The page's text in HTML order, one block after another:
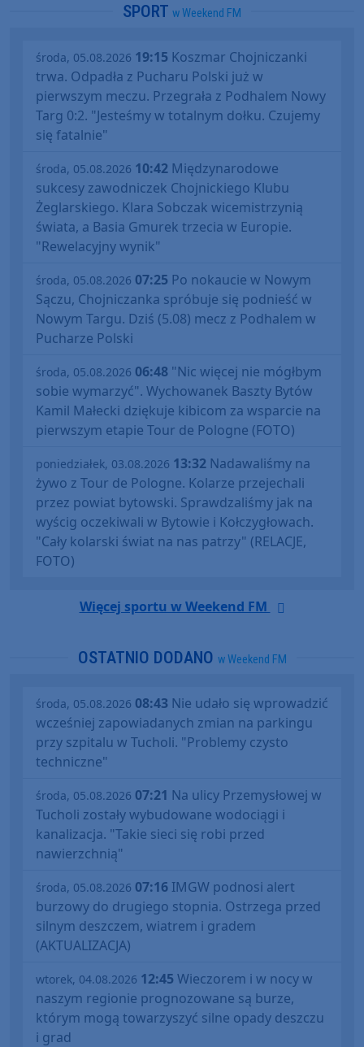
SPORT w Weekend FM
środa, 05.08.2026 19:15 Koszmar Chojniczanki
trwa. Odpadła z Pucharu Polski już w
pierwszym meczu. Przegrała z Podhalem Nowy
Targ 0:2. "Jesteśmy w totalnym dołku. Czujemy
się fatalnie"
środa, 05.08.2026 10:42 Międzynarodowe
sukcesy zawodniczek Chojnickiego Klubu
Żeglarskiego. Klara Sobczak wicemistrzynią
świata, a Basia Gmurek trzecia w Europie.
"Rewelacyjny wynik"
środa, 05.08.2026 07:25 Po nokaucie w Nowym
Sączu, Chojniczanka spróbuje się podnieść w
Nowym Targu. Dziś (5.08) mecz z Podhalem w
Pucharze Polski
środa, 05.08.2026 06:48 "Nic więcej nie mógłbym
sobie wymarzyć". Wychowanek Baszty Bytów
Kamil Małecki dziękuje kibicom za wsparcie na
pierwszym etapie Tour de Pologne (FOTO)
poniedziałek, 03.08.2026 13:32 Nadawaliśmy na
żywo z Tour de Pologne. Kolarze przejechali
przez powiat bytowski. Sprawdzaliśmy jak na
wyścig oczekiwali w Bytowie i Kołczygłowach.
"Cały kolarski świat na nas patrzy" (RELACJE,
FOTO)
Więcej sportu w Weekend FM
OSTATNIO DODANO w Weekend FM
środa, 05.08.2026 08:43 Nie udało się wprowadzić
wcześniej zapowiadanych zmian na parkingu
przy szpitalu w Tucholi. "Problemy czysto
techniczne"
środa, 05.08.2026 07:21 Na ulicy Przemysłowej w
Tucholi zostały wybudowane wodociągi i
kanalizacja. "Takie sieci się robi przed
nawierzchnią"
środa, 05.08.2026 07:16 IMGW podnosi alert
burzowy do drugiego stopnia. Ostrzega przed
silnym deszczem, wiatrem i gradem
(AKTUALIZACJA)
wtorek, 04.08.2026 12:45 Wieczorem i w nocy w
naszym regionie prognozowane są burze,
którym mogą towarzyszyć silne opady deszczu
i grad